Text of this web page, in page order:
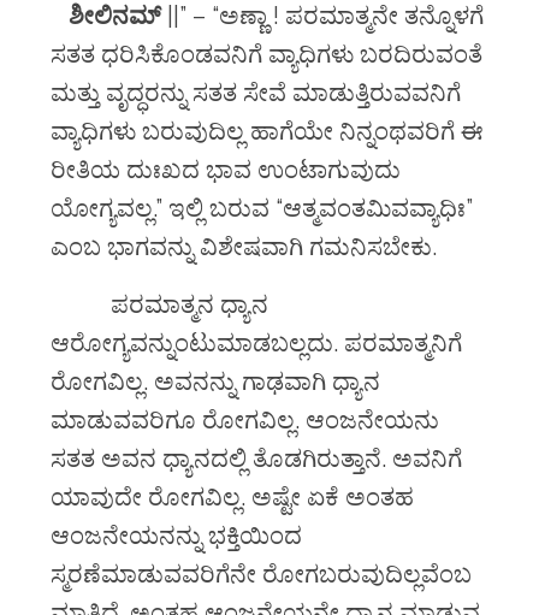
ಶೀಲಿನಮ್||” – “ಅಣ್ಣಾ ! ಪರಮಾತ್ಮನೇ ತನ್ನೊಳಗೆ
ಸತತ ಧರಿಸಿಕೊಂಡವನಿಗೆ ವ್ಯಾಧಿಗಳು ಬರದಿರುವಂತೆ
ಮತ್ತು ವೃದ್ಧರನ್ನು ಸತತ ಸೇವೆ ಮಾಡುತ್ತಿರುವವನಿಗೆ
ವ್ಯಾಧಿಗಳು ಬರುವುದಿಲ್ಲ ಹಾಗೆಯೇ ನಿನ್ನಂಥವರಿಗೆ ಈ
ರೀತಿಯ ದುಃಖದ ಭಾವ ಉಂಟಾಗುವುದು
ಯೋಗ್ಯವಲ್ಲ.” ಇಲ್ಲಿ ಬರುವ “ಆತ್ಮವಂತಮಿವವ್ಯಾಧಿಃ”
ಎಂಬ ಭಾಗವನ್ನು ವಿಶೇಷವಾಗಿ ಗಮನಿಸಬೇಕು.
ಪರಮಾತ್ಮನ ಧ್ಯಾನ
ಆರೋಗ್ಯವನ್ನುಂಟುಮಾಡಬಲ್ಲದು. ಪರಮಾತ್ಮನಿಗೆ
ರೋಗವಿಲ್ಲ. ಅವನನ್ನು ಗಾಢವಾಗಿ ಧ್ಯಾನ
ಮಾಡುವವರಿಗೂ ರೋಗವಿಲ್ಲ. ಆಂಜನೇಯನು
ಸತತ ಅವನ ಧ್ಯಾನದಲ್ಲಿ ತೊಡಗಿರುತ್ತಾನೆ. ಅವನಿಗೆ
ಯಾವುದೇ ರೋಗವಿಲ್ಲ. ಅಷ್ಟೇ ಏಕೆ ಅಂತಹ
ಆಂಜನೇಯನನ್ನು ಭಕ್ತಿಯಿಂದ
ಸ್ಮರಣೆಮಾಡುವವರಿಗೆನೇ ರೋಗಬರುವುದಿಲ್ಲವೆಂಬ